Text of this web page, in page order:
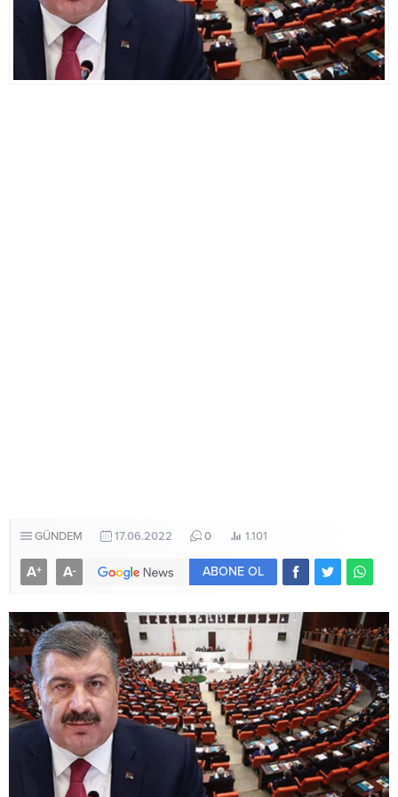
GÜNDEM 17.06.2022 0 1.101
A+ A- ABONE OL